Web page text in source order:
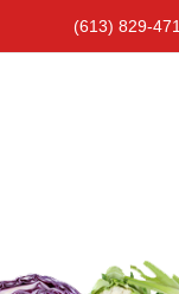
to
(613) 829-